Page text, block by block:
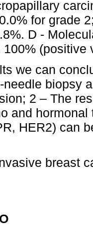
for grade
D -
100% (positive
we can
needle biopsy
2 – The
and
HER2) can
breast